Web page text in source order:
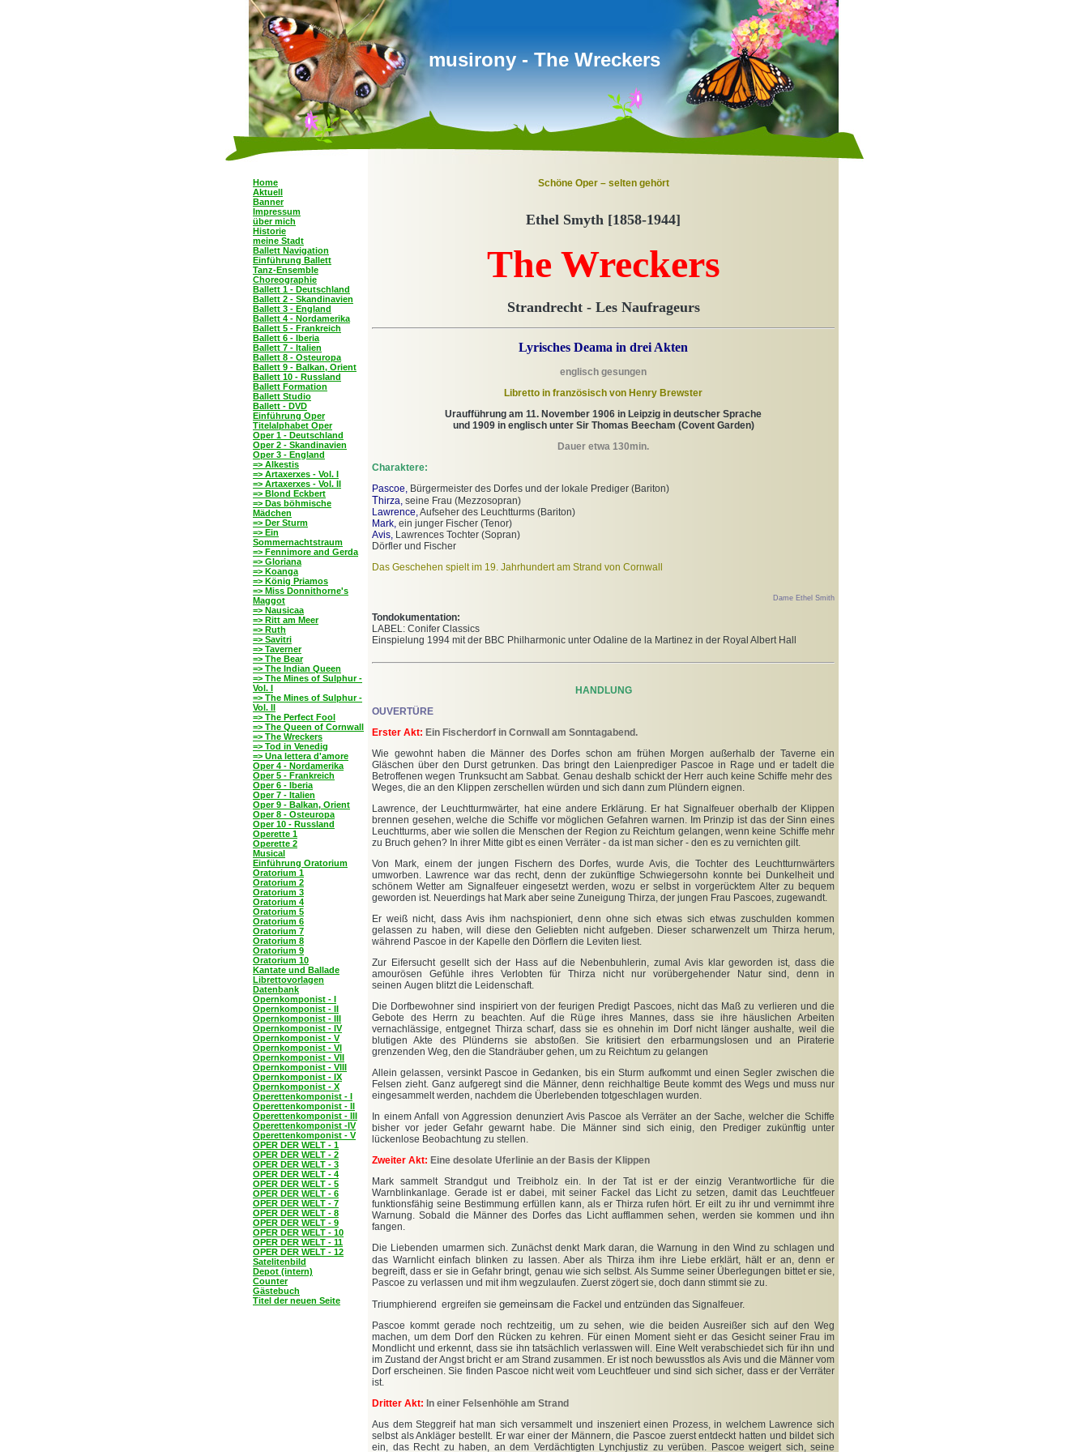
musirony - The Wreckers
Home
Aktuell
Banner
Impressum
über mich
Historie
meine Stadt
Ballett Navigation
Einführung Ballett
Tanz-Ensemble
Choreographie
Ballett 1 - Deutschland
Ballett 2 - Skandinavien
Ballett 3 - England
Ballett 4 - Nordamerika
Ballett 5 - Frankreich
Ballett 6 - Iberia
Ballett 7 - Italien
Ballett 8 - Osteuropa
Ballett 9 - Balkan, Orient
Ballett 10 - Russland
Ballett Formation
Ballett Studio
Ballett - DVD
Einführung Oper
Titelalphabet Oper
Oper 1 - Deutschland
Oper 2 - Skandinavien
Oper 3 - England
=> Alkestis
=> Artaxerxes - Vol. I
=> Artaxerxes - Vol. II
=> Blond Eckbert
=> Das böhmische
Mädchen
=> Der Sturm
=> Ein
Sommernachtstraum
=> Fennimore and Gerda
=> Gloriana
=> Koanga
=> König Priamos
=> Miss Donnithorne's
Maggot
=> Nausicaa
=> Ritt am Meer
=> Ruth
=> Savitri
=> Taverner
=> The Bear
=> The Indian Queen
=> The Mines of Sulphur -
Vol. I
=> The Mines of Sulphur -
Vol. II
=> The Perfect Fool
=> The Queen of Cornwall
=> The Wreckers
=> Tod in Venedig
=> Una lettera d'amore
Oper 4 - Nordamerika
Oper 5 - Frankreich
Oper 6 - Iberia
Oper 7 - Italien
Oper 9 - Balkan, Orient
Oper 8 - Osteuropa
Oper 10 - Russland
Operette 1
Operette 2
Musical
Einführung Oratorium
Oratorium 1
Oratorium 2
Oratorium 3
Oratorium 4
Oratorium 5
Oratorium 6
Oratorium 7
Oratorium 8
Oratorium 9
Oratorium 10
Kantate und Ballade
Librettovorlagen
Datenbank
Opernkomponist - I
Opernkomponist - II
Opernkomponist - III
Opernkomponist - IV
Opernkomponist - V
Opernkomponist - VI
Opernkomponist - VII
Opernkomponist - VIII
Opernkomponist - IX
Opernkomponist - X
Operettenkomponist - I
Operettenkomponist - II
Operettenkomponist - III
Operettenkomponist -IV
Operettenkomponist - V
OPER DER WELT - 1
OPER DER WELT - 2
OPER DER WELT - 3
OPER DER WELT - 4
OPER DER WELT - 5
OPER DER WELT - 6
OPER DER WELT - 7
OPER DER WELT - 8
OPER DER WELT - 9
OPER DER WELT - 10
OPER DER WELT - 11
OPER DER WELT - 12
Satelitenbild
Depot (intern)
Counter
Gästebuch
Titel der neuen Seite
Schöne Oper – selten gehört
Ethel Smyth [1858-1944]
The Wreckers
Strandrecht - Les Naufrageurs
Lyrisches Deama in drei Akten
englisch gesungen
Libretto in französisch von Henry Brewster
Uraufführung am 11. November 1906 in Leipzig in deutscher Sprache
und 1909 in englisch unter Sir Thomas Beecham (Covent Garden)
Dauer etwa 130min.
Charaktere:
Pascoe, Bürgermeister des Dorfes und der lokale Prediger (Bariton)
Thirza, seine Frau (Mezzosopran)
Lawrence,Aufseher des Leuchtturms (Bariton)
Mark, ein junger Fischer (Tenor)
Avis, Lawrences Tochter (Sopran)
Dörfler und Fischer
Das Geschehen spielt im 19. Jahrhundert am Strand von Cornwall
Dame Ethel Smith
Tondokumentation:
LABEL: Conifer Classics
Einspielung 1994 mit der BBC Philharmonic unter Odaline de la Martinez in der Royal Albert Hall
HANDLUNG
OUVERTÜRE
Erster Akt: Ein Fischerdorf in Cornwall am Sonntagabend.
Wie gewohnt haben die Männer des Dorfes schon am frühen Morgen außerhalb der Taverne ein
Gläschen über den Durst getrunken. Das bringt den Laienprediger Pascoe in Rage und er tadelt die
Betroffenen wegen Trunksucht am Sabbat. Genau deshalb schickt der Herr auch keine Schiffe mehr des
Weges, die an den Klippen zerschellen würden und sich dann zum Plündern eignen.
Lawrence, der Leuchtturmwärter, hat eine andere Erklärung. Er hat Signalfeuer oberhalb der Klippen
brennen gesehen, welche die Schiffe vor möglichen Gefahren warnen. Im Prinzip ist das der Sinn eines
Leuchtturms, aber wie sollen die Menschen der Region zu Reichtum gelangen, wenn keine Schiffe mehr
zu Bruch gehen? In ihrer Mitte gibt es einen Verräter - da ist man sicher - den es zu vernichten gilt.
Von Mark, einem der jungen Fischern des Dorfes, wurde Avis, die Tochter des Leuchtturnwärters
umworben. Lawrence war das recht, denn der zukünftige Schwiegersohn konnte bei Dunkelheit und
schönem Wetter am Signalfeuer eingesetzt werden, wozu er selbst in vorgerücktem Alter zu bequem
geworden ist. Neuerdings hat Mark aber seine Zuneigung Thirza, der jungen Frau Pascoes, zugewandt.
Er weiß nicht, dass Avis ihm nachspioniert, denn ohne sich etwas sich etwas zuschulden kommen
gelassen zu haben, will diese den Geliebten nicht aufgeben. Dieser scharwenzelt um Thirza herum,
während Pascoe in der Kapelle den Dörflern die Leviten liest.
Zur Eifersucht gesellt sich der Hass auf die Nebenbuhlerin, zumal Avis klar geworden ist, dass die
amourösen Gefühle ihres Verlobten für Thirza nicht nur vorübergehender Natur sind, denn in
seinen Augen blitzt die Leidenschaft.
Die Dorfbewohner sind inspiriert von der feurigen Predigt Pascoes, nicht das Maß zu verlieren und die
Gebote des Herrn zu beachten. Auf die Rüge ihres Mannes, dass sie ihre häuslichen Arbeiten
vernachlässige, entgegnet Thirza scharf, dass sie es ohnehin im Dorf nicht länger aushalte, weil die
blutigen Akte des Plünderns sie abstoßen. Sie kritisiert den erbarmungslosen und an Piraterie
grenzenden Weg, den die Standräuber gehen, um zu Reichtum zu gelangen
Allein gelassen, versinkt Pascoe in Gedanken, bis ein Sturm aufkommt und einen Segler zwischen die
Felsen zieht. Ganz aufgeregt sind die Männer, denn reichhaltige Beute kommt des Wegs und muss nur
eingesammelt werden, nachdem die Überlebenden totgeschlagen wurden.
In einem Anfall von Aggression denunziert Avis Pascoe als Verräter an der Sache, welcher die Schiffe
bisher vor jeder Gefahr gewarnt habe. Die Männer sind sich einig, den Prediger zukünftig unter
lückenlose Beobachtung zu stellen.
Zweiter Akt: Eine desolate Uferlinie an der Basis der Klippen
Mark sammelt Strandgut und Treibholz ein. In der Tat ist er der einzig Verantwortliche für die
Warnblinkanlage. Gerade ist er dabei, mit seiner Fackel das Licht zu setzen, damit das Leuchtfeuer
funktionsfähig seine Bestimmung erfüllen kann, als er Thirza rufen hört. Er eilt zu ihr und vernimmt ihre
Warnung. Sobald die Männer des Dorfes das Licht aufflammen sehen, werden sie kommen und ihn
fangen.
Die Liebenden umarmen sich. Zunächst denkt Mark daran, die Warnung in den Wind zu schlagen und
das Warnlicht einfach blinken zu lassen. Aber als Thirza ihm ihre Liebe erklärt, hä lt er an, denn er
begreift, dass er sie in Gefahr bringt, genau wie sich selbst. Als Summe seiner Überlegungen bittet er sie,
Pascoe zu verlassen und mit ihm wegzulaufen. Zuerst zögert sie, doch dann stimmt sie zu.
Triumphierend ergreifen sie gemeinsam die Fackel und entzünden das Signalfeuer.
Pascoe kommt gerade noch rechtzeitig, um zu sehen, wie die beiden Ausreißer sich auf den Weg
machen, um dem Dorf den Rücken zu kehren. Für einen Moment sieht er das Gesicht seiner Frau im
Mondlicht und erkennt, dass sie ihn tatsächlich verlasswen will. Eine Welt verabschiedet sich für ihn und
im Zustand der Angst bricht er am Strand zusammen. Er ist noch bewusstlos als Avis und die Männer vom
Dorf erscheinen. Sie finden Pascoe nicht weit vom Leuchtfeuer und sind sich sicher, dass er der Verräter
ist.
Dritter Akt: In einer Felsenhöhle am Strand
Aus dem Steggreif hat man sich versammelt und inszeniert einen Prozess, in welchem Lawrence sich
selbst als Ankläger bestellt. Er war einer der Männern, die Pascoe zuerst entdeckt hatten und bildet sich
ein, das Recht zu haben, an dem Verdächtigten Lynchjustiz zu verüben. Pascoe weigert sich, seine